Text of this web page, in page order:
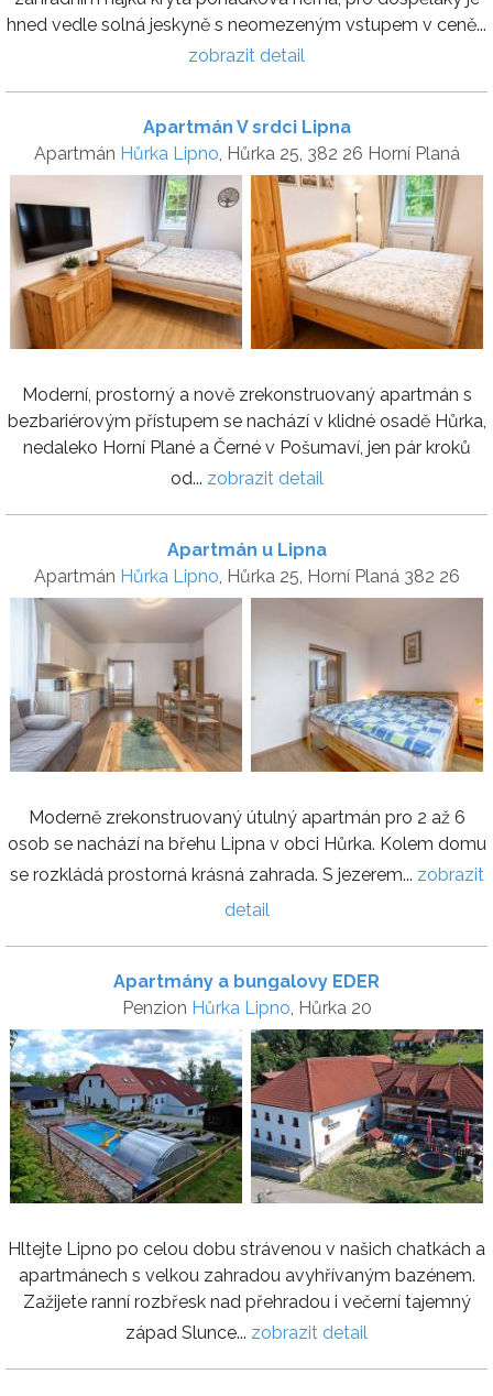
hned vedle solná jeskyně s neomezeným vstupem v ceně...
zobrazit detail
Apartmán V srdci Lipna
Apartmán Hůrka Lipno, Hůrka 25, 382 26 Horní Planá
Moderní, prostorný a nově zrekonstruovaný apartmán s
bezbariérovým přístupem se nachází v klidné osadě Hůrka,
nedaleko Horní Plané a Černé v Pošumaví, jen pár kroků
od... zobrazit detail
Apartmán u Lipna
Apartmán Hůrka Lipno, Hůrka 25, Horní Planá 382 26
Moderně zrekonstruovaný útulný apartmán pro 2 až 6
osob se nachází na břehu Lipna v obci Hůrka. Kolem domu
se rozkládá prostorná krásná zahrada. S jezerem... zobrazit
detail
Apartmány a bungalovy EDER
Penzion Hůrka Lipno, Hůrka 20
Hltejte Lipno po celou dobu strávenou v našich chatkách a
apartmánech s velkou zahradou avyhřívaným bazénem.
Zažijete ranní rozbřesk nad přehradou i večerní tajemný
západ Slunce... zobrazit detail